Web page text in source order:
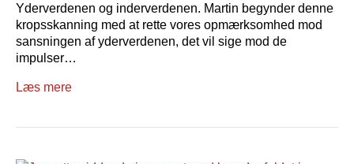
Yderverdenen og inderverdenen. Martin begynder denne
kropsskanning med at rette vores opmærksomhed mod
sansningen af yderverdenen, det vil sige mod de
impulser…
Læs mere